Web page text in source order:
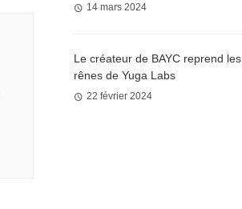
14 mars 2024
Le créateur de BAYC reprend les
rênes de Yuga Labs
22 février 2024